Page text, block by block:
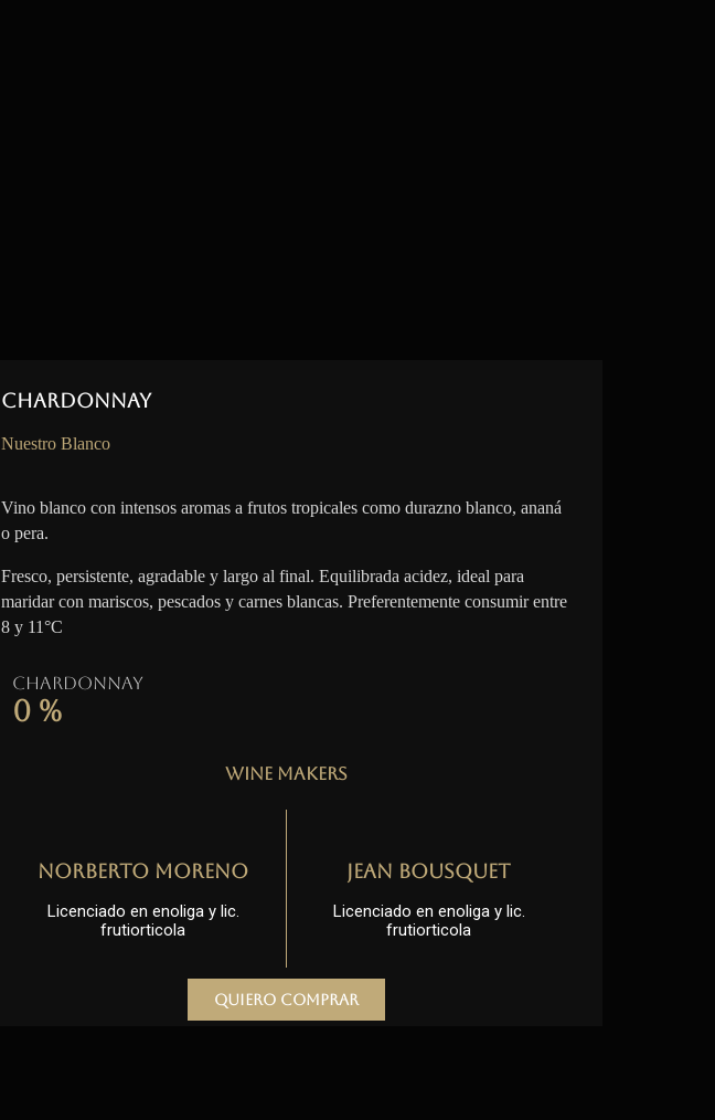
Chardonnay
Nuestro Blanco
Vino blanco con intensos aromas a frutos tropicales como durazno blanco, ananá
o pera.
Fresco, persistente, agradable y largo al final. Equilibrada acidez, ideal para
maridar con mariscos, pescados y carnes blancas. Preferentemente consumir entre
8 y 11°C
Chardonnay
0 %
Wine Makers
Norberto Moreno
Licenciado en enoliga y lic.
frutiorticola
Jean Bousquet
Licenciado en enoliga y lic.
frutiorticola
Quiero comprar